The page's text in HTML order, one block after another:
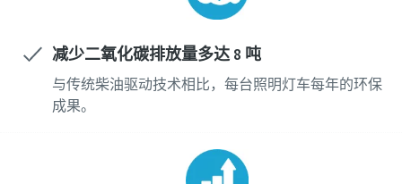
建筑行业压缩空气解决方案
点击立即下载
减少二氧化碳排放量多达 8 吨
与传统柴油驱动技术相比，每台照明灯车每年的环保
成果。